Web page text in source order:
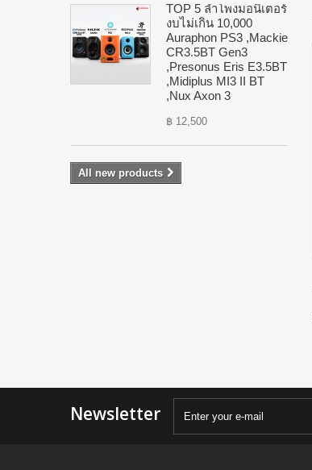
TOP 5 ลำโพงมอนิเตอร์
งบไม่เกิน 10,000
Auraphon PS3 ,Mackie
CR3.5BT Gen3
,Presonus Eris E3.5BT
,Midiplus MI3 II BT
,Nux Axon 3
฿ 12,500
All new products
Newsletter